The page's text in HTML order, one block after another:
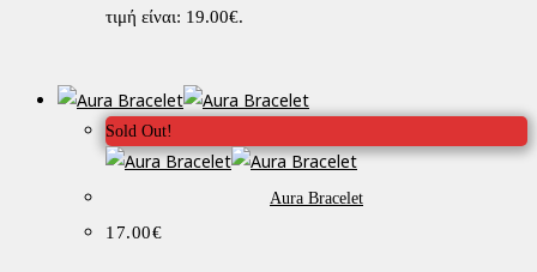
τιμή είναι: 19.00€.
Sold Out!
Aura Bracelet
17.00€